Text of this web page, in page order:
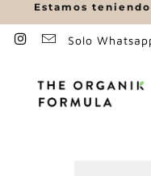
Estamos
Solo